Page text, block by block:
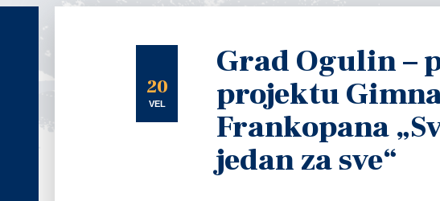
20
VEL
Grad Ogulin –
projektu
Frankopana
jedan za sve“